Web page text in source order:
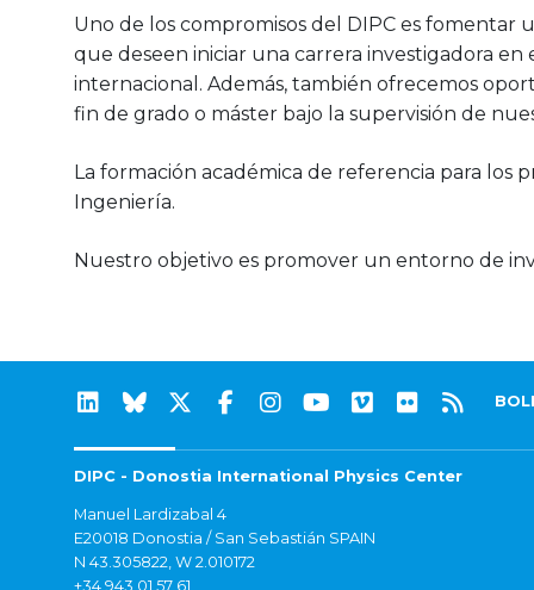
Uno de los compromisos del DIPC es
que deseen iniciar una carrera investigadora
internacional. Además, también ofrecemos
fin de grado o máster bajo la supervisión de
La formación académica de referencia para los
Ingeniería.
Nuestro objetivo es promover un entorno de
DIPC - Donostia International Physics Center
Manuel Lardizabal 4
E20018 Donostia / San Sebastián SPAIN
N 43.305822, W 2.010172
+34 943 01 57 61